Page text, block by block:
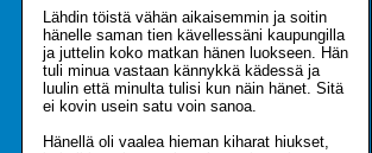
Lähdin töistä vähän aikaisemmin ja soitin
hänelle saman tien kävellessäni kaupungilla
ja juttelin koko matkan hänen luokseen. Hän
tuli minua vastaan kännykkä kädessä ja
luulin että minulta tulisi kun näin hänet. Sitä
ei kovin usein satu voin sanoa.
Hänellä oli vaalea hieman kiharat hiukset,